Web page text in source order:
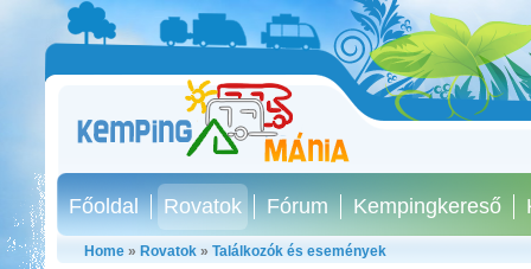
Főoldal Rovatok Fórum Kempingkereső
Home » Rovatok » Találkozók és események